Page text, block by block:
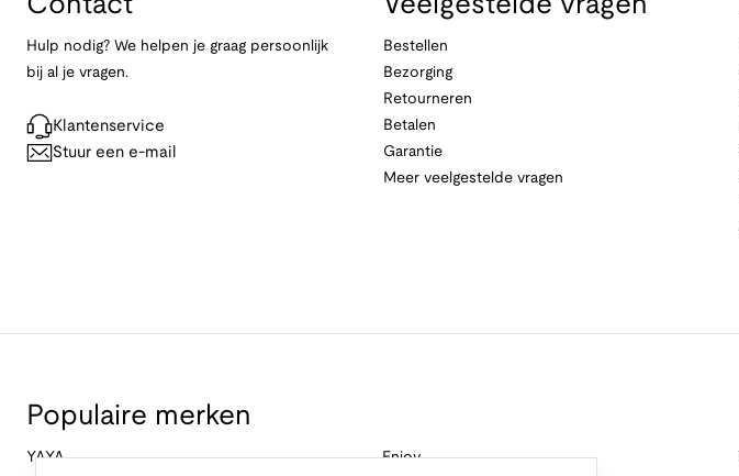
Contact
Hulp nodig? We helpen je graag persoonlijk
bij al je vragen.
Klantenservice
Stuur een e-mail
Veelgestelde vragen
Bestellen
Bezorging
Retourneren
Betalen
Garantie
Meer veelgestelde vragen
Populaire merken
YAYA Enjoy